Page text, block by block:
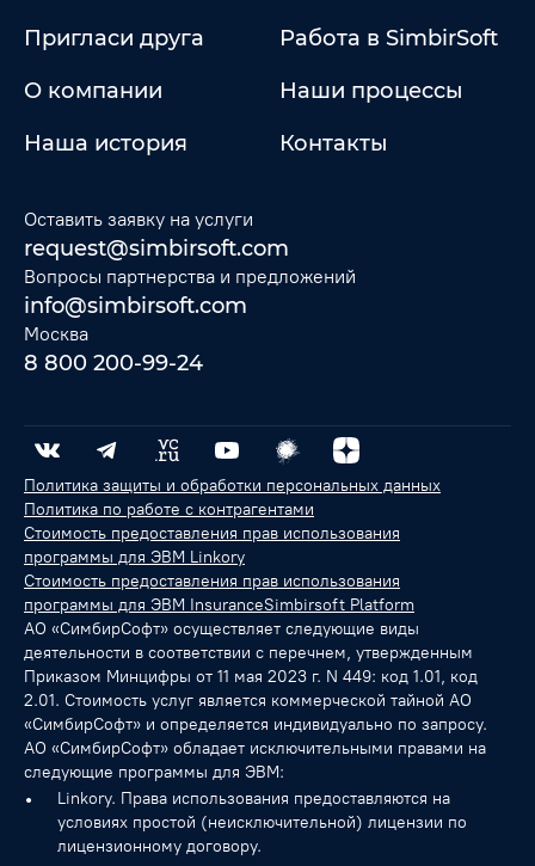
Пригласи друга
Работа в SimbirSoft
О компании
Наши процессы
Наша история
Контакты
Оставить заявку на услуги
request@simbirsoft.com
Вопросы партнерства и предложений
info@simbirsoft.com
Москва
8 800 200-99-24
Политика защиты и обработки персональных данных
Политика по работе с контрагентами
Стоимость предоставления прав использования
программы для ЭВМ Linkory
Стоимость предоставления прав использования
программы для ЭВМ InsuranceSimbirsoft Platform
АО «СимбирСофт» осуществляет следующие виды
деятельности в соответствии с перечнем, утвержденным
Приказом Минцифры от 11 мая 2023 г. N 449: код 1.01, код
2.01. Стоимость услуг является коммерческой тайной АО
«СимбирСофт» и определяется индивидуально по запросу.
АО «СимбирСофт» обладает исключительными правами на
следующие программы для ЭВМ:
Linkory. Права использования предоставляются на
условиях простой (неисключительной) лицензии по
лицензионному договору.